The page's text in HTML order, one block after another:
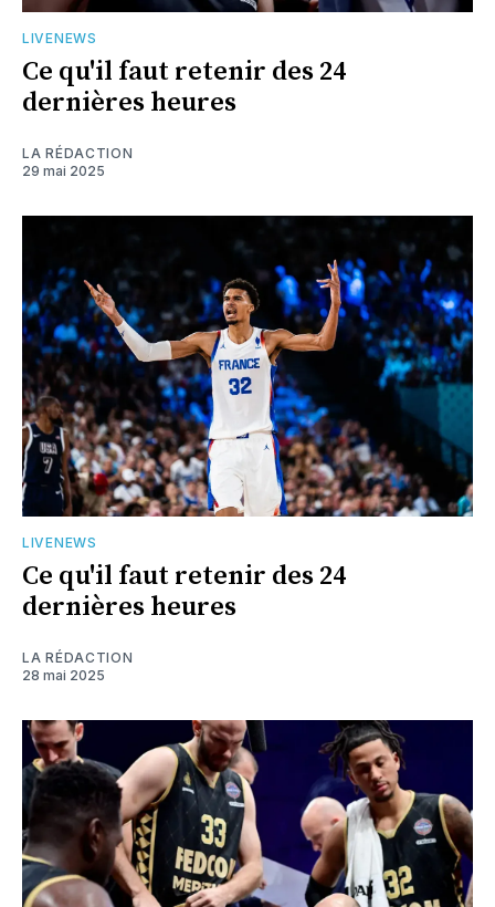
LIVENEWS
Ce qu'il faut retenir des 24
dernières heures
LA RÉDACTION
29 mai 2025
LIVENEWS
Ce qu'il faut retenir des 24
dernières heures
LA RÉDACTION
28 mai 2025